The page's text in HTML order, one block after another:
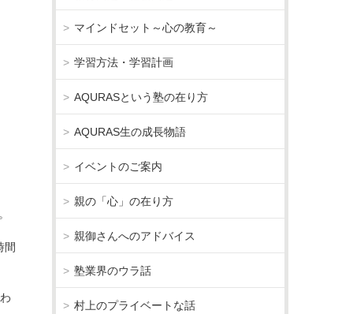
間
マインドセット～心の教育～
学習方法・学習計画
AQURASという塾の在り方
AQURAS生の成長物語
イベントのご案内
親の「心」の在り方
親御さんへのアドバイス
塾業界のウラ話
村上のプライベートな話